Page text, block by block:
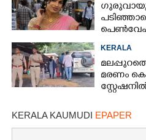
KERALA
മരണം
KERALA KAUMUDI EPAPER